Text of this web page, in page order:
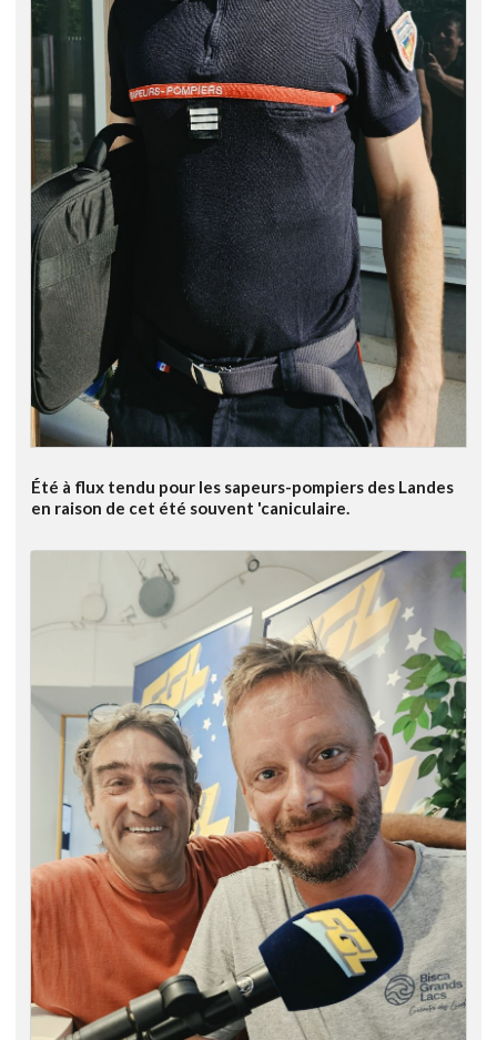
Été à flux tendu pour les sapeurs-pompiers des Landes
en raison de cet été souvent 'caniculaire.